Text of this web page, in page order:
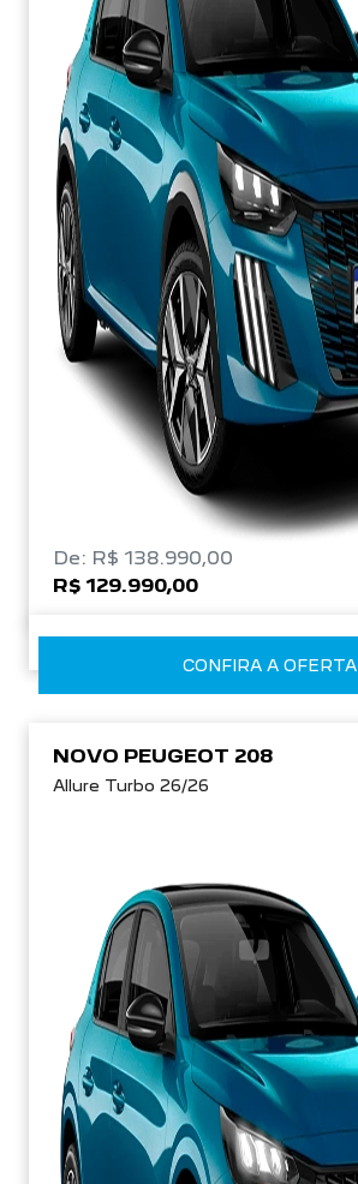
De: R$ 138.990,00
R$ 129.990,00
CONFIRA A OFERTA
NOVO PEUGEOT 208
Allure Turbo 26/26